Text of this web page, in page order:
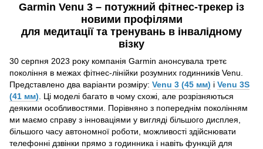
Garmin Venu 3 – потужний фітнес-трекер із
новими профілями
для медитації та тренувань в інвалідному
візку
30 серпня 2023 року компанія Garmin анонсувала третє
покоління в межах фітнес-лінійки розумних годинників Venu.
Представлено два варіанти розміру: Venu 3 (45 мм) і Venu 3S
(41 мм) . Ці моделі багато в чому схожі, але розрізняються
деякими особливостями. Порівняно з попереднім поколінням
ми маємо справу з інноваціями у вигляді більшого дисплея,
більшого часу автономної роботи, можливості здійснювати
телефонні дзвінки прямо з годинника і навіть функцій для